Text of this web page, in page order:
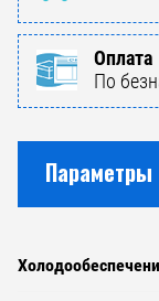
Оплата
По
Параметры